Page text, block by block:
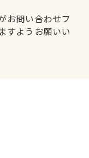
お問い合わせフ
すようお願いい